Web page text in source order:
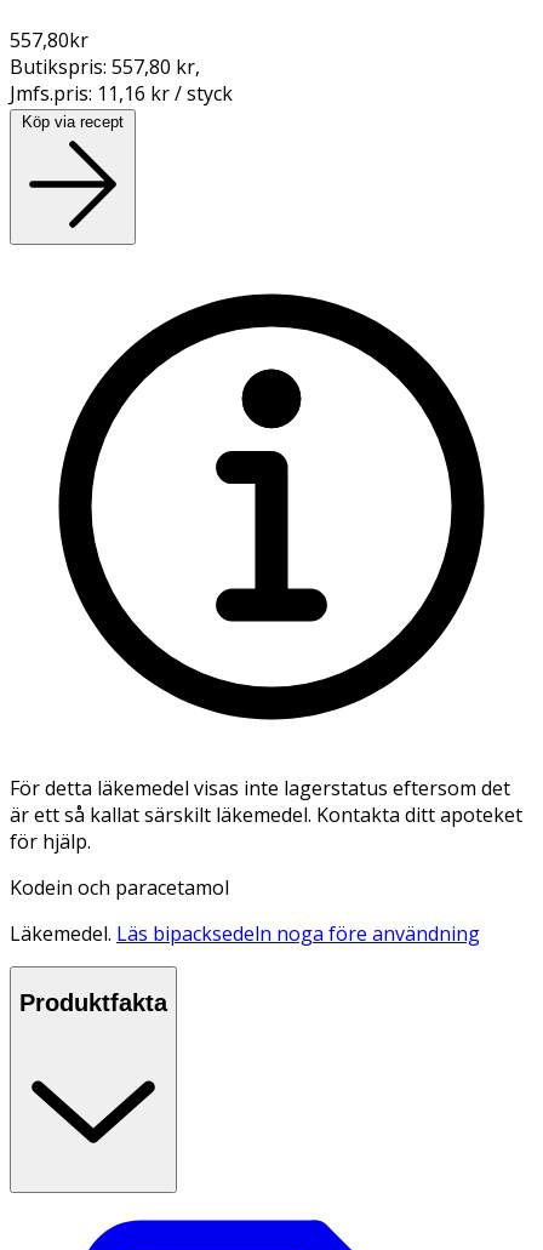
557,80kr
Butikspris: 557,80 kr,
Jmfs.pris: 11,16 kr / styck
Köp via recept
För detta läkemedel visas inte lagerstatus eftersom det
är ett så kallat särskilt läkemedel. Kontakta ditt apoteket
för hjälp.
Kodein och paracetamol
Läkemedel. Läs bipacksedeln noga före användning
Produktfakta